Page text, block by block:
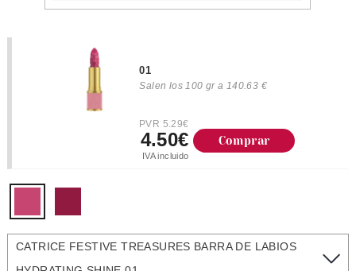
01
Salen los 100 gr a 140.63 €
PVR 5.29€
4.50€
IVA incluido
Comprar
CATRICE FESTIVE TREASURES BARRA DE LABIOS